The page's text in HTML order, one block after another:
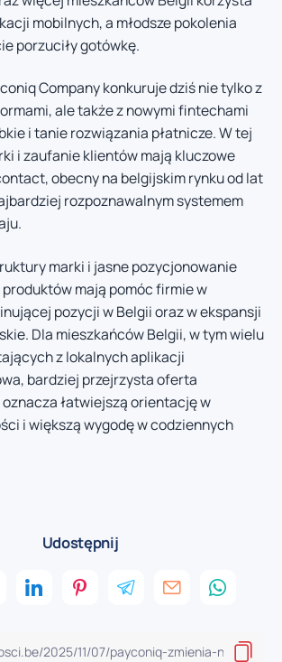
mobilnych, a młodsze pokolenia
porzuciły gotówkę.
Company konkuruje dziś nie tylko z
ale także z nowymi fintechami
i tanie rozwiązania płatnicze. W tej
i zaufanie klientów mają kluczowe
obecny na belgijskim rynku od lat
rozpoznawalnym systemem
marki i jasne pozycjonowanie
mają pomóc firmie w
pozycji w Belgii oraz w ekspansji
Dla mieszkańców Belgii, w tym wielu
z lokalnych aplikacji
bardziej przejrzysta oferta
łatwiejszą orientację w
i większą wygodę w codziennych
Udostępnij